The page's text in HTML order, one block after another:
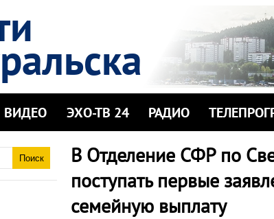
ВИДЕО ЭХО-ТВ 24 РАДИО
В Отделение СФР по
поступать первые
семейную выплату